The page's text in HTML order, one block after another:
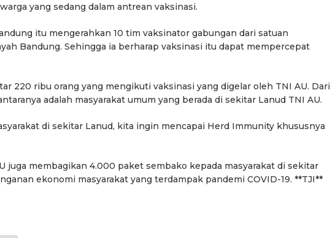
yang sedang dalam antrean vaksinasi.
itu mengerahkan 10 tim vaksinator gabungan dari satuan
Bandung. Sehingga ia berharap vaksinasi itu dapat mempercepat
220 ribu orang yang mengikuti vaksinasi yang digelar oleh TNI AU. Dari
adalah masyarakat umum yang berada di sekitar Lanud TNI AU.
di sekitar Lanud, kita ingin mencapai Herd Immunity khususnya
juga membagikan 4.000 paket sembako kepada masyarakat di sekitar
ekonomi masyarakat yang terdampak pandemi COVID-19. **TJI**